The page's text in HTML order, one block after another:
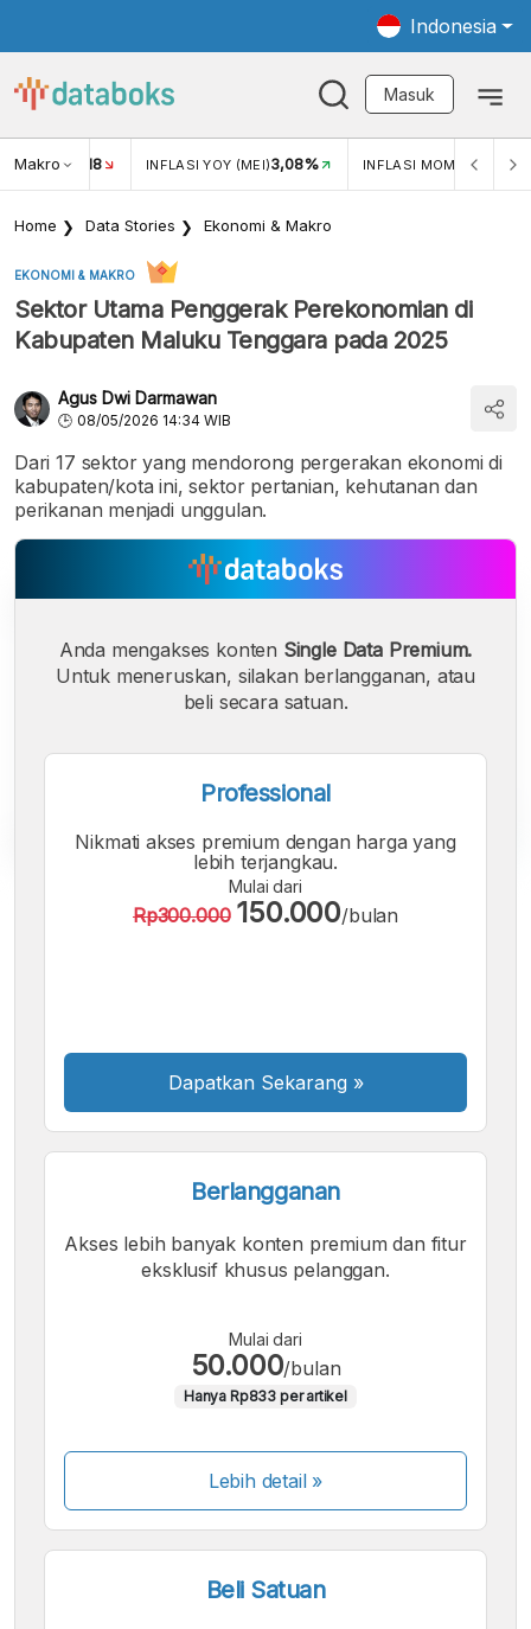
Indonesia
Masuk
Makro
USD/IDR 18 INFLASI YOY (MEI)3,08% INFLASI MOM (MEI)
Home Data Stories Ekonomi & Makro
EKONOMI & MAKRO
Sektor Utama Penggerak Perekonomian di
Kabupaten Maluku Tenggara pada 2025
Agus Dwi Darmawan
08/05/2026 14:34 WIB
Dari 17 sektor yang mendorong pergerakan ekonomi di
kabupaten/kota ini, sektor pertanian, kehutanan dan
perikanan menjadi unggulan.
Font
A
Font
A
Font
Anda mengakses konten Single Data Premium.
Untuk meneruskan, silakan berlangganan, atau
beli secara satuan.
Professional
Nikmati akses premium dengan harga yang
lebih terjangkau.
Mulai dari
Rp300.000 150.000/bulan
Dapatkan Sekarang »
Berlangganan
Akses lebih banyak konten premium dan fitur
eksklusif khusus pelanggan.
Mulai dari
50.000/bulan
Hanya Rp833 per artikel
Lebih detail »
Beli Satuan